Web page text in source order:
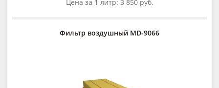
Цена за 1 литр: 3 850 руб.
Фильтр воздушный MD-9066